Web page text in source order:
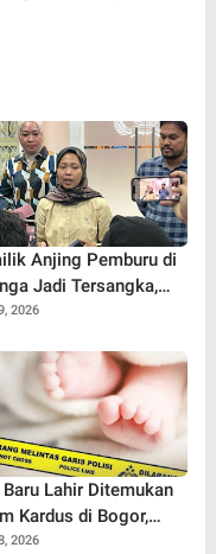
Anjing Pemburu di
Jadi Tersangka,
Ungkap Kronologi
2026
Baru Lahir Ditemukan
Kardus di Bogor,
Ayah Ungkap Dugaan
2026